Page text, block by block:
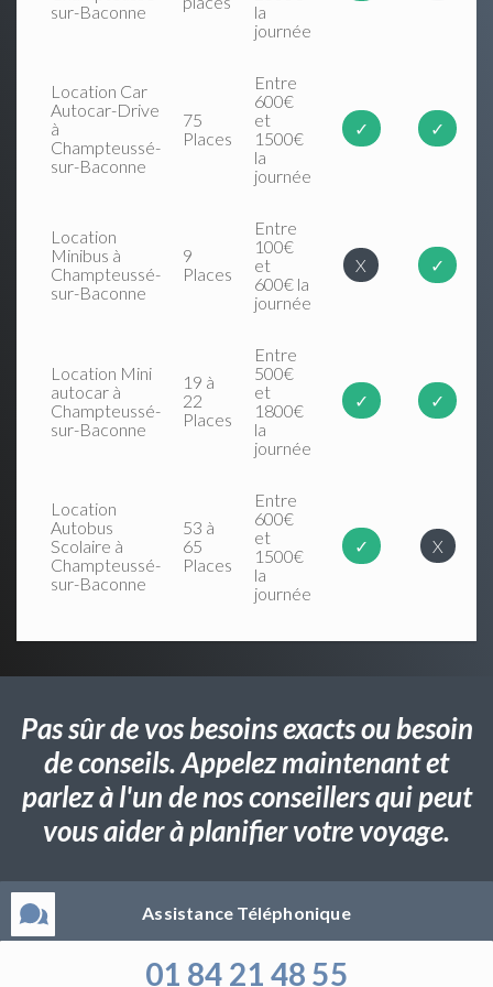
sur-Baconne
la
journée
Location Car
Autocar-Drive
à
Champteussé-
sur-Baconne
75
Places
Entre
600€
et
1500€
la
journée
✓ ✓
Location
Minibus à
Champteussé-
sur-Baconne
9
Places
Entre
100€
et
600€ la
journée
X ✓
Location Mini
autocar à
Champteussé-
sur-Baconne
19 à
22
Places
Entre
500€
et
1800€
la
journée
✓ ✓
Location
Autobus
Scolaire à
Champteussé-
sur-Baconne
53 à
65
Places
Entre
600€
et
1500€
la
journée
✓ X
Pas sûr de vos besoins exacts ou besoin
de conseils. Appelez maintenant et
parlez à l'un de nos conseillers qui peut
vous aider à planifier votre voyage.
Assistance Téléphonique
01 84 21 48 55